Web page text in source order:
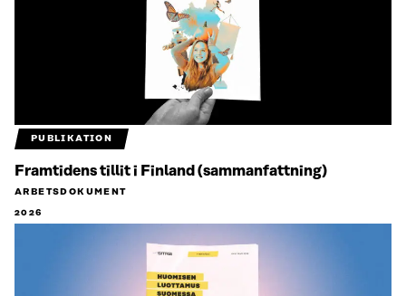
PUBLIKATION
Framtidens tillit i Finland (sammanfattning)
ARBETSDOKUMENT
2026